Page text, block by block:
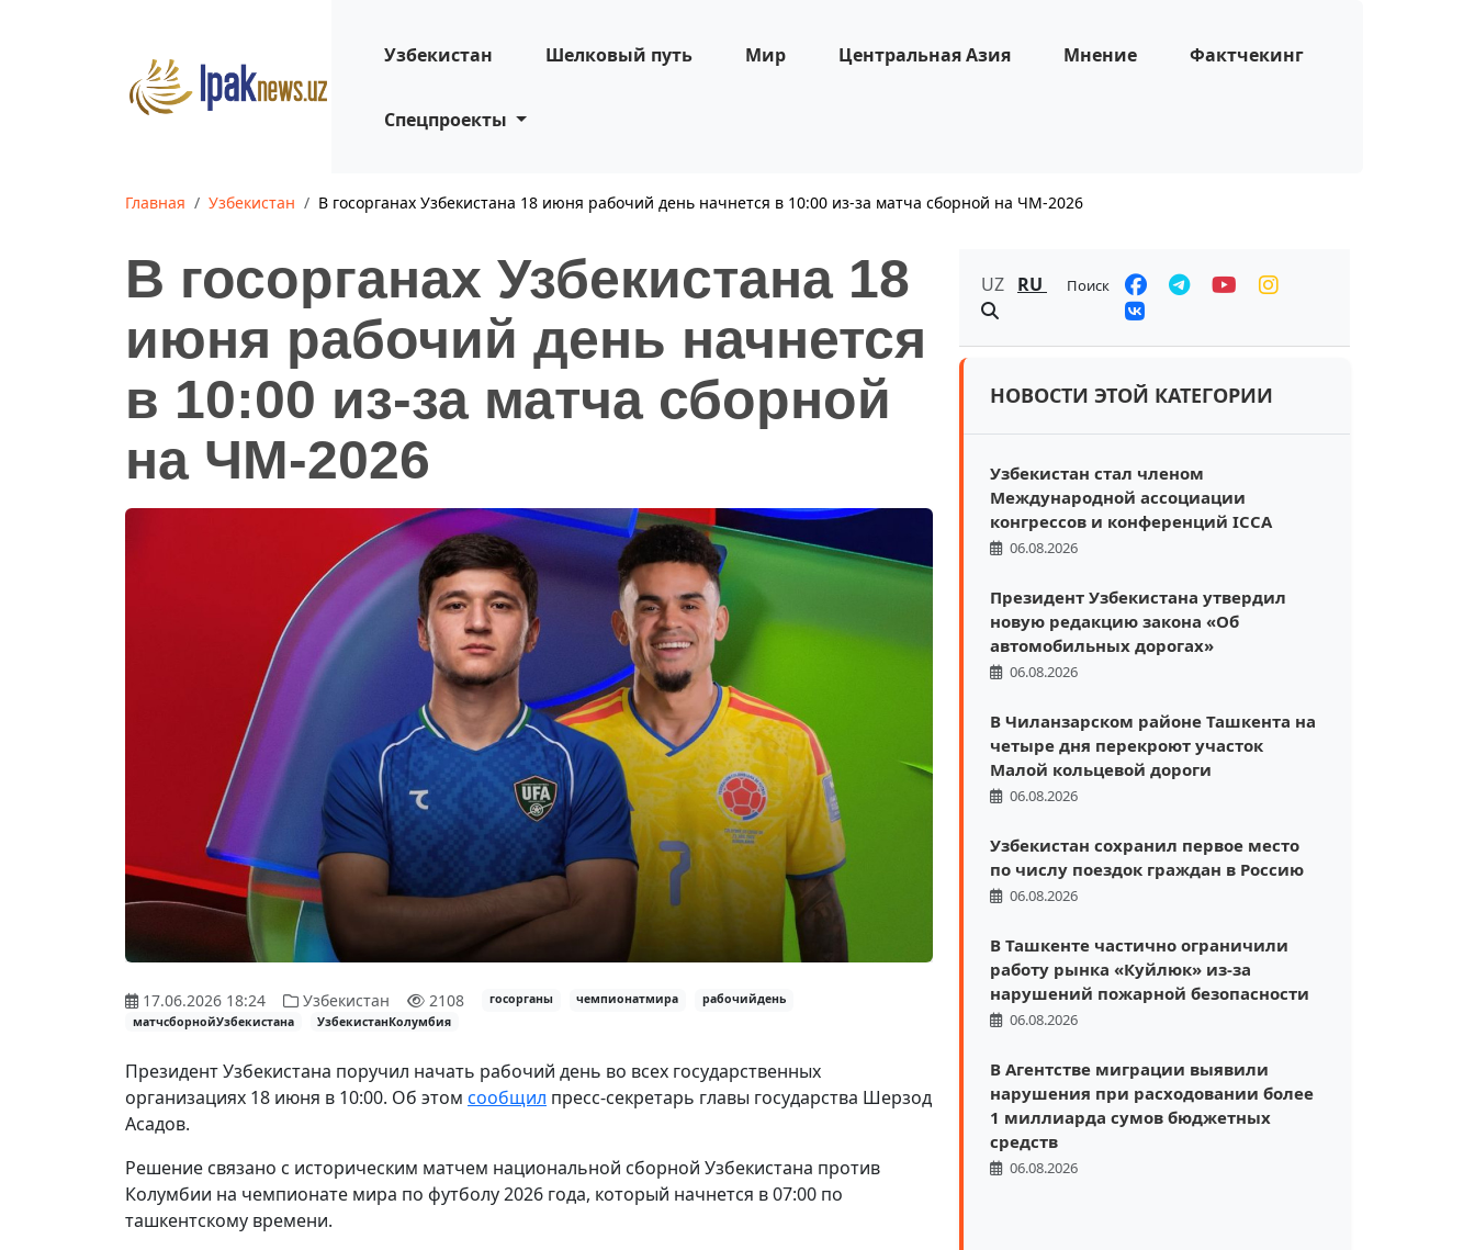
Узбекистан Шелковый путь Мир Центральная Азия Мнение Фактчекинг
Спецпроекты
Главная Узбекистан В госорганах Узбекистана 18 июня рабочий день начнется в 10:00 из-за матча сборной на ЧМ-2026
В госорганах Узбекистана 18
июня рабочий день начнется
в 10:00 из-за матча сборной
на ЧМ-2026
17.06.2026 18:24 Узбекистан 2108 госорганы чемпионатмира
рабочийдень
матчсборнойУзбекистана
УзбекистанКолумбия
Президент Узбекистана поручил начать рабочий день во всех государственных
организациях 18 июня в 10:00. Об этом сообщил пресс-секретарь главы государства Шерзод
Асадов.
Решение связано с историческим матчем национальной сборной Узбекистана против
Колумбии на чемпионате мира по футболу 2026 года, который начнется в 07:00 по
ташкентскому времени.
UZ RU Поиск
НОВОСТИ ЭТОЙ КАТЕГОРИИ
Узбекистан стал членом
Международной ассоциации
конгрессов и конференций ICCA
06.08.2026
Президент Узбекистана утвердил
новую редакцию закона «Об
автомобильных дорогах»
06.08.2026
В Чиланзарском районе Ташкента на
четыре дня перекроют участок
Малой кольцевой дороги
06.08.2026
Узбекистан сохранил первое место
по числу поездок граждан в Россию
06.08.2026
В Ташкенте частично ограничили
работу рынка «Куйлюк» из-за
нарушений пожарной безопасности
06.08.2026
В Агентстве миграции выявили
нарушения при расходовании более
1 миллиарда сумов бюджетных
средств
06.08.2026